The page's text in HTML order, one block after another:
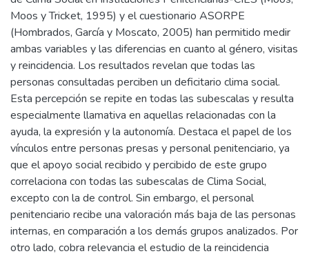
Moos y Tricket, 1995) y el cuestionario ASORPE
(Hombrados, García y Moscato, 2005) han permitido medir
ambas variables y las diferencias en cuanto al género, visitas
y reincidencia. Los resultados revelan que todas las
personas consultadas perciben un deficitario clima social.
Esta percepción se repite en todas las subescalas y resulta
especialmente llamativa en aquellas relacionadas con la
ayuda, la expresión y la autonomía. Destaca el papel de los
vínculos entre personas presas y personal penitenciario, ya
que el apoyo social recibido y percibido de este grupo
correlaciona con todas las subescalas de Clima Social,
excepto con la de control. Sin embargo, el personal
penitenciario recibe una valoración más baja de las personas
internas, en comparación a los demás grupos analizados. Por
otro lado, cobra relevancia el estudio de la reincidencia